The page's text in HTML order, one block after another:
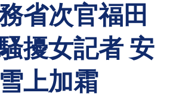
省次官福田
擾女記者 安
上加霜